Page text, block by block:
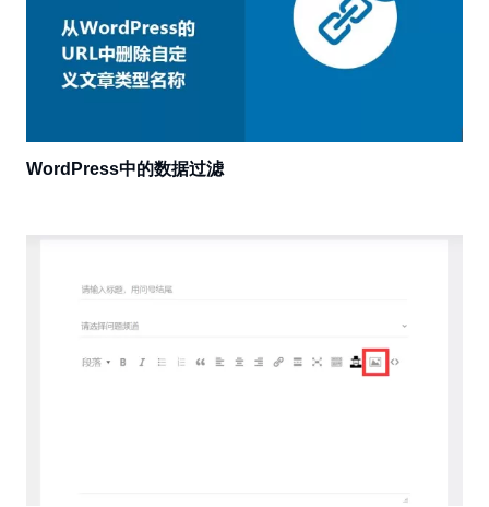
WordPress中的数据过滤